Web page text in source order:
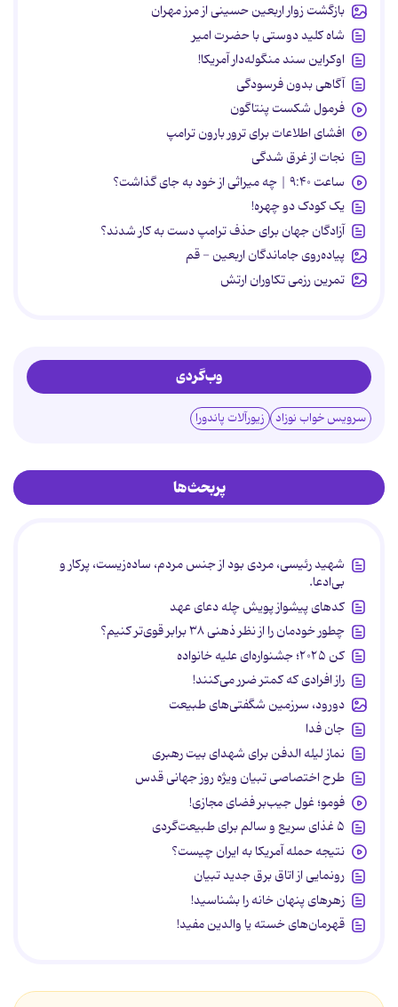
بازگشت زوار اربعین حسینی از مرز مهران
شاه کلید دوستی با حضرت امیر
اوکراین سند منگوله‌دار آمریکا!
آگاهی بدون فرسودگی
فرمول شکست پنتاگون
افشای اطلاعات برای ترور بارون ترامپ
نجات از غرق شدگی
ساعت ۹:۴۰ | چه میراثی از خود به جای گذاشت؟
یک کودک دو چهره!
آزادگان جهان برای حذف ترامپ دست به کار شدند؟
پیاده‌روی جاماندگان اربعین - قم
تمرین رزمی تکاوران ارتش
وب‌گردی
سرویس خواب نوزاد زیورآلات پاندورا
پربحث‌ها
شهید رئیسی، مردی بود از جنس مردم، ساده‌زیست، پرکار و
بی‌ادعا.
کدهای پیشواز پویش چله دعای عهد
چطور خودمان را از نظر ذهنی ۳۸ برابر قوی‌تر کنیم؟
کن ۲۰۲۵؛ جشنواره‌ای علیه خانواده
راز افرادی که کمتر ضرر می‌کنند!
دورود، سرزمین شگفتی‌های طبیعت
جان فدا
نماز لیله الدفن برای شهدای بیت رهبری
طرح اختصاصی تبیان ویژه روز جهانی قدس
فومو؛ غول جیب‌بر فضای مجازی!
۵ غذای سریع و سالم برای طبیعت‌گردی
نتیجه حمله آمریکا به ایران چیست؟
رونمایی از اتاق برق جدید تبیان
زهرهای پنهان خانه را بشناسید!
قهرمان‌های خسته یا والدین مفید!